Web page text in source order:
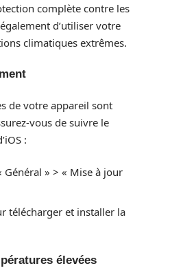
complète contre les
d’utiliser votre
climatiques extrêmes.
de votre appareil sont
vous de suivre le
:
Général » > « Mise à jour
télécharger et installer la
élevées